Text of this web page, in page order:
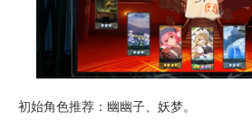
初始角色推荐：幽幽子、妖梦。